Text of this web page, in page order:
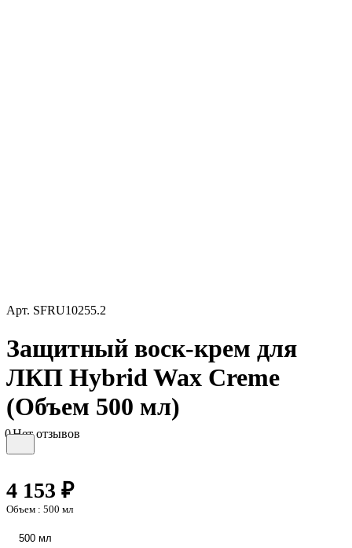
Арт. SFRU10255.2
Защитный воск-крем для
ЛКП Hybrid Wax Creme
(Объем 500 мл)
0Нет отзывов
4 153 ₽
Объем : 500 мл
500 мл